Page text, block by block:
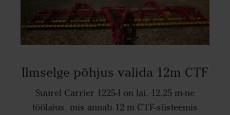
Ilmselge põhjus valida 12m CTF
Suurel Carrier 1225-l on lai, 12.25 m-ne
töölaius, mis annab 12 m CTF-süsteemis